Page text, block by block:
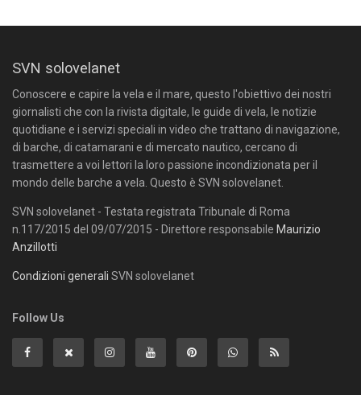
SVN solovelanet
Conoscere e capire la vela e il mare, questo l'obiettivo dei nostri
giornalisti che con la rivista digitale, le guide di vela, le notizie
quotidiane e i servizi speciali in video che trattano di navigazione,
di barche, di catamarani e di mercato nautico, cercano di
trasmettere a voi lettori la loro passione incondizionata per il
mondo delle barche a vela. Questo è SVN solovelanet.
SVN solovelanet - Testata registrata Tribunale di Roma
n.117/2015 del 09/07/2015 - Direttore responsabile Maurizio
Anzillotti
Condizioni generali SVN solovelanet
Follow Us